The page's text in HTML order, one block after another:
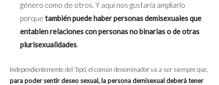
género como de otros. Y aquí nos gustaría ampliarlo
porque también puede haber personas demisexuales que
entablen relaciones con personas no binarias o de otras
plurisexualidades.
Independientemente del ‘tipo’, el común denominador va a ser siempre que,
para poder sentir deseo sexual, la persona demisexual deberá tener